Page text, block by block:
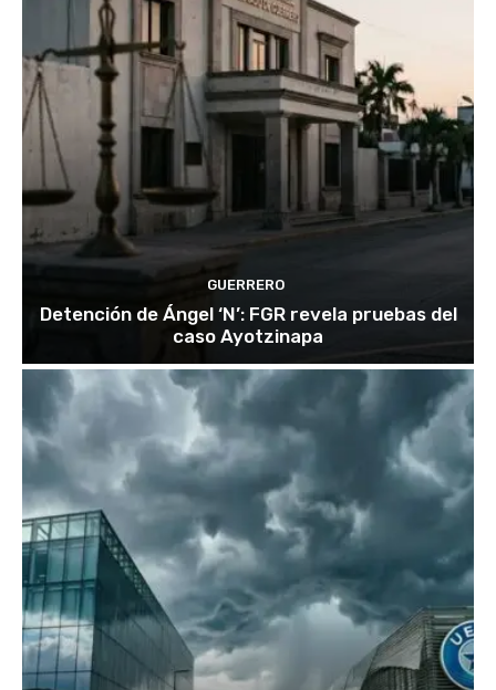
GUERRERO
Detención de Ángel ‘N’: FGR revela pruebas del
caso Ayotzinapa